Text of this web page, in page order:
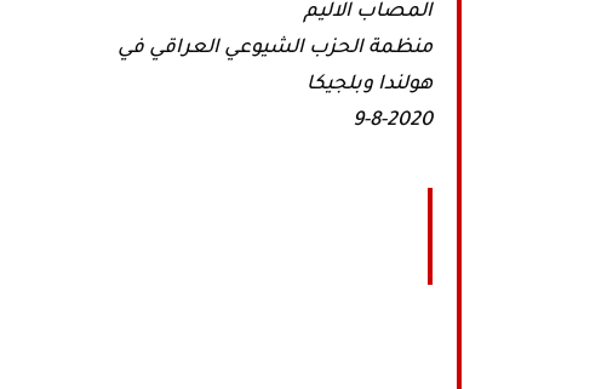
المصاب الاليم
منظمة الحزب الشيوعي العراقي في
هولندا وبلجيكا
9-8-2020